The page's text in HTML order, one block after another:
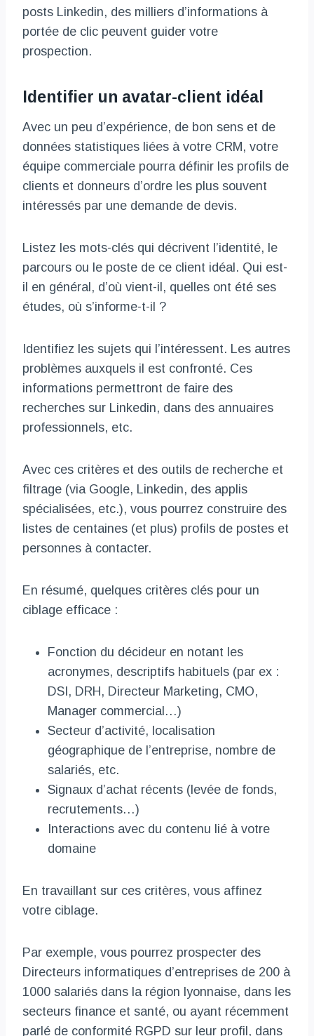
posts Linkedin, des milliers d’informations à
portée de clic peuvent guider votre
prospection.
Identifier un avatar-client idéal
Avec un peu d’expérience, de bon sens et de
données statistiques liées à votre CRM, votre
équipe commerciale pourra définir les profils de
clients et donneurs d’ordre les plus souvent
intéressés par une demande de devis.
Listez les mots-clés qui décrivent l’identité, le
parcours ou le poste de ce client idéal. Qui est-
il en général, d’où vient-il, quelles ont été ses
études, où s’informe-t-il ?
Identifiez les sujets qui l’intéressent. Les autres
problèmes auxquels il est confronté. Ces
informations permettront de faire des
recherches sur Linkedin, dans des annuaires
professionnels, etc.
Avec ces critères et des outils de recherche et
filtrage (via Google, Linkedin, des applis
spécialisées, etc.), vous pourrez construire des
listes de centaines (et plus) profils de postes et
personnes à contacter.
En résumé, quelques critères clés pour un
ciblage efficace :
Fonction du décideur en notant les
acronymes, descriptifs habituels (par ex :
DSI, DRH, Directeur Marketing, CMO,
Manager commercial…)
Secteur d’activité, localisation
géographique de l’entreprise, nombre de
salariés, etc.
Signaux d’achat récents (levée de fonds,
recrutements…)
Interactions avec du contenu lié à votre
domaine
En travaillant sur ces critères, vous affinez
votre ciblage.
Par exemple, vous pourrez prospecter des
Directeurs informatiques d’entreprises de 200 à
1000 salariés dans la région lyonnaise, dans les
secteurs finance et santé, ou ayant récemment
parlé de conformité RGPD sur leur profil, dans